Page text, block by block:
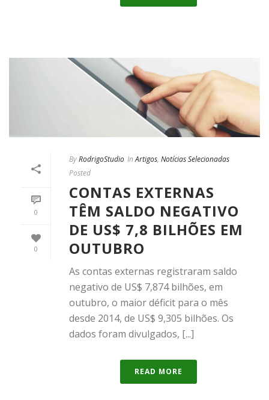
0
0
ByRodrigoStudio In Artigos, Notícias Selecionadas
Posted
CONTAS EXTERNAS
TÊM SALDO NEGATIVO
DE US$ 7,8 BILHÕES EM
OUTUBRO
As contas externas registraram saldo
negativo de US$ 7,874 bilhões, em
outubro, o maior déficit para o mês
desde 2014, de US$ 9,305 bilhões. Os
dados foram divulgados, [...]
READ MORE